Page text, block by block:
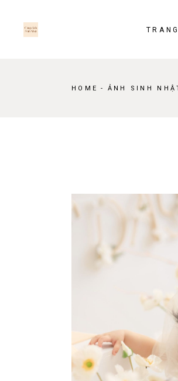
content
HOME ẢNH SINH